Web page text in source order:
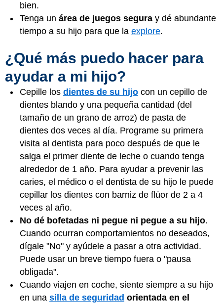
bien.
Tenga un área de juegos segura y dé abundante
tiempo a su hijo para que la explore.
¿Qué más puedo hacer para
ayudar a mi hijo?
Cepille los dientes de su hijo con un cepillo de
dientes blando y una pequeña cantidad (del
tamaño de un grano de arroz) de pasta de
dientes dos veces al día. Programe su primera
visita al dentista para poco después de que le
salga el primer diente de leche o cuando tenga
alrededor de 1 año. Para ayudar a prevenir las
caries, el médico o el dentista de su hijo le puede
cepillar los dientes con barniz de flúor de 2 a 4
veces al año.
No dé bofetadas ni pegue ni pegue a su hijo.
Cuando ocurran comportamientos no deseados,
dígale "No" y ayúdele a pasar a otra actividad.
Puede usar un breve tiempo fuera o "pausa
obligada".
Cuando viajen en coche, siente siempre a su hijo
en una silla de seguridad orientada en el